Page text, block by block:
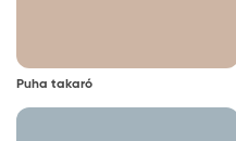
Puha takaró